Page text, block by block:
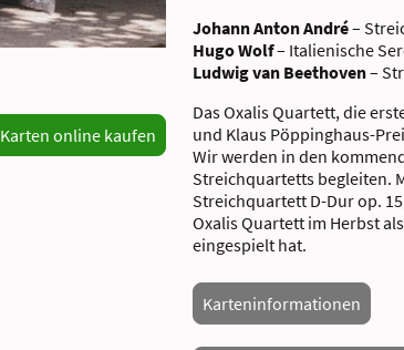
Karten online kaufen
Johann Anton André–
Hugo Wolf– Italienische
Ludwig van Beethoven–
Das Oxalis Quartett, die
und Klaus Pöppinghaus-
Wir werden in den
Streichquartetts begleiten.
Streichquartett D-Dur op.
Oxalis Quartett im Herbst
eingespielt hat.
Karteninformationen